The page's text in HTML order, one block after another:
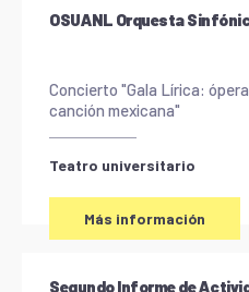
OSUANL Orquesta
Concierto "Gala Lírica:
canción mexicana"
Teatro universitario
Más información
Segundo Informe de